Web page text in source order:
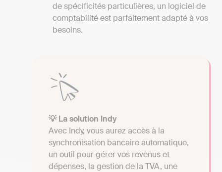
de spécificités particulières, un logiciel de
comptabilité est parfaitement adapté à vos
besoins.
💡 La solution Indy
Avec Indy, vous aurez accès à la
synchronisation bancaire automatique,
un outil pour gérer vos revenus et
dépenses, la gestion de la TVA, une